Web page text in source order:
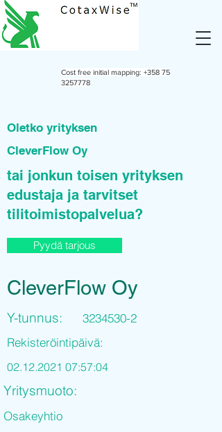
Cost free initial mapping: +358 75
3257778
Oletko yrityksen
CleverFlow Oy
tai jonkun toisen yrityksen
edustaja ja tarvitset
tilitoimistopalvelua?
Pyydä tarjous
CleverFlow Oy
Y-tunnus:
3234530-2
Rekisteröintipäivä:
02.12.2021 07:57:04
Yritysmuoto:
Osakeyhtio